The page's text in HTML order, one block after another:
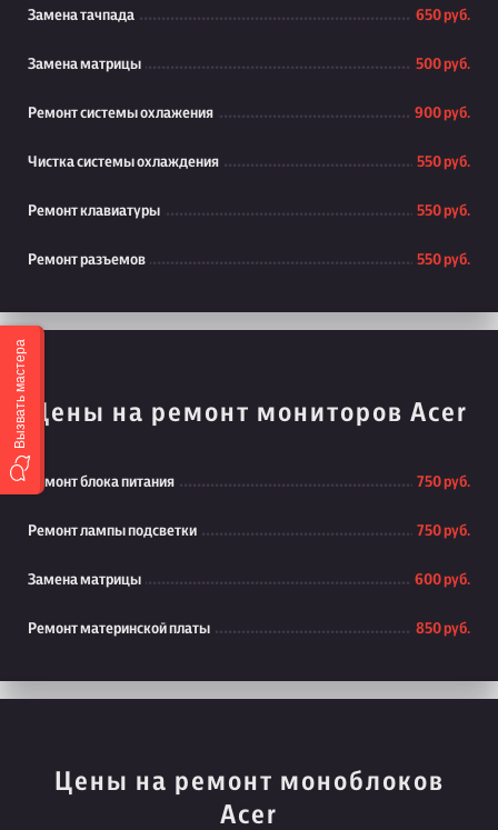
Замена тачпада 650 руб.
Замена матрицы 500 руб.
Ремонт системы охлажения 900 руб.
Чистка системы охлаждения 550 руб.
Ремонт клавиатуры 550 руб.
Ремонт разъемов 550 руб.
Цены на ремонт мониторов Acer
Ремонт блока питания 750 руб.
Ремонт лампы подсветки 750 руб.
Замена матрицы 600 руб.
Ремонт материнской платы 850 руб.
Цены на ремонт моноблоков
Acer
Вызвать мастера